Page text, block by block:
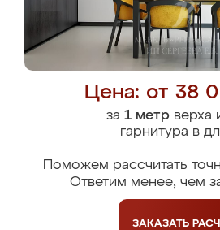
Цена: от 38
за 1 метрверха
гарнитура в
Поможем рассчитать
Ответим менее, чем
ЗАКАЗАТЬ